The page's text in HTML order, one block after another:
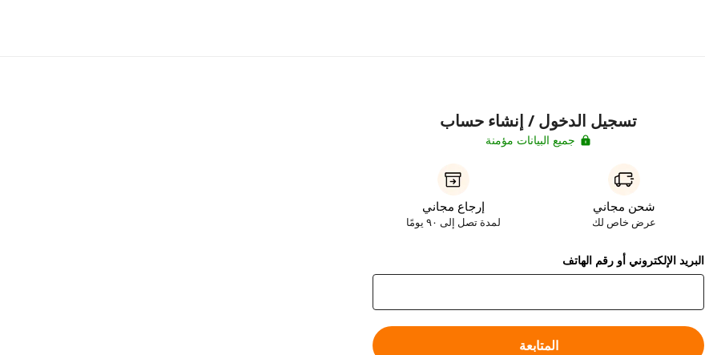
تسجيل الدخول / إنشاء حساب
جميع البيانات مؤمنة
شحن مجاني
عرض خاص لك
إرجاع مجاني
لمدة تصل إلى ٩٠ يومًا
البريد الإلكتروني أو رقم الهاتف
المتابعة